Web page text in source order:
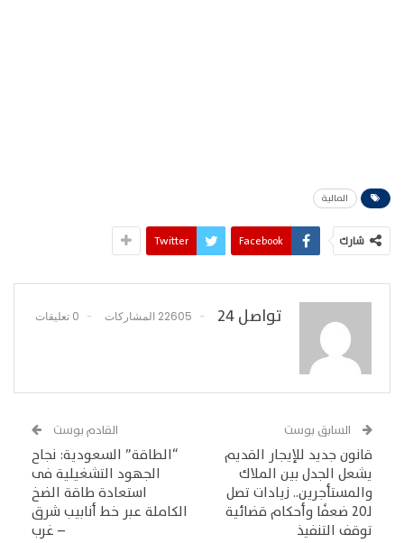
المالية
شارك Facebook
Twitter
تواصل 24 22605 المشاركات 0 تعليقات
السابق بوست
قانون جديد للإيجار القديم
يشعل الجدل بين الملاك
والمستأجرين.. زيادات تصل
لـ20 ضعفًا وأحكام قضائية
توقف التنفيذ
القادم بوست
“الطاقة” السعودية: نجاح
الجهود التشغيلية فى
استعادة طاقة الضخ
الكاملة عبر خط أنابيب شرق
– غرب